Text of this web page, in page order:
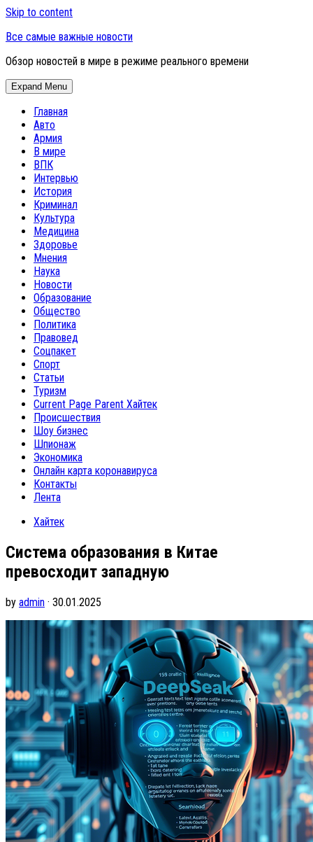
Skip to content
Все самые важные новости
Обзор новостей в мире в режиме реального времени
Expand Menu
Главная
Авто
Армия
В мире
ВПК
Интервью
История
Криминал
Культура
Медицина
Здоровье
Мнения
Наука
Новости
Образование
Общество
Политика
Правовед
Соцпакет
Спорт
Статьи
Туризм
Current Page Parent Хайтек
Происшествия
Шоу бизнес
Шпионаж
Экономика
Онлайн карта коронавируса
Контакты
Лента
Хайтек
Система образования в Китае
превосходит западную
by admin · 30.01.2025